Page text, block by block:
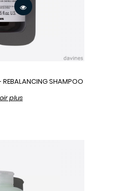
SHAMPOO
plus